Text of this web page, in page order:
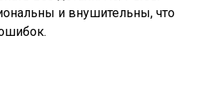
и внушительны, что